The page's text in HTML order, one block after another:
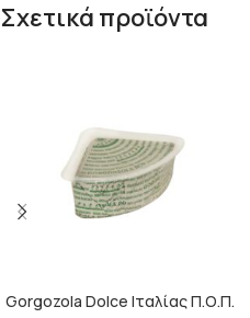
Σχετικά προϊόντα
Gorgozola Dolce Ιταλίας Π.Ο.Π.